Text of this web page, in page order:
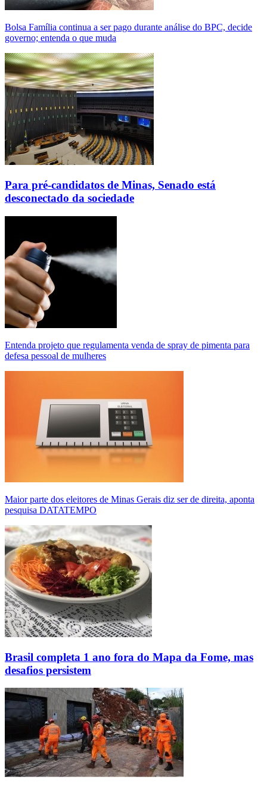
Bolsa Família continua a ser pago durante análise do BPC, decide
governo; entenda o que muda
Para pré-candidatos de Minas, Senado está
desconectado da sociedade
Entenda projeto que regulamenta venda de spray de pimenta para
defesa pessoal de mulheres
Maior parte dos eleitores de Minas Gerais diz ser de direita, aponta
pesquisa DATATEMPO
Brasil completa 1 ano fora do Mapa da Fome, mas
desafios persistem